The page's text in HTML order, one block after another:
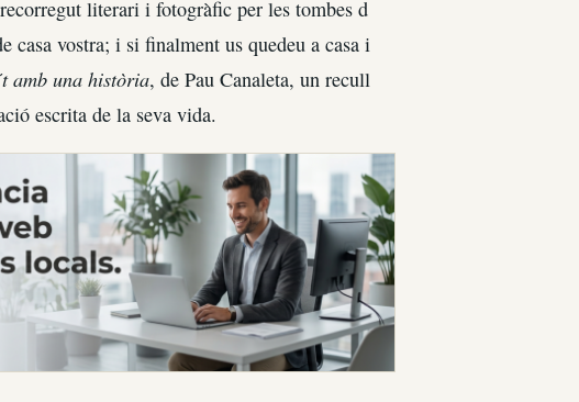
literari i fotogràfic per les tombes d
casa vostra; i si finalment us quedeu a casa i
amb una història, de Pau Canaleta, un recull
escrita de la seva vida.